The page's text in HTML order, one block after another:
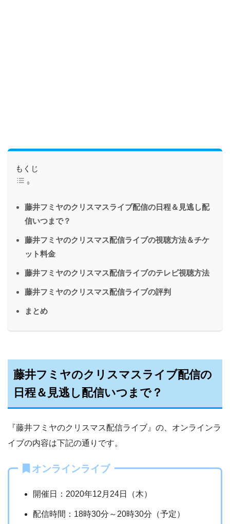
もくじ
藤井フミヤのクリスマスライブ配信の日程＆見逃し配
信いつまで？
藤井フミヤのクリスマス配信ライブの視聴方法＆チケ
ット料金
藤井フミヤのクリスマス配信ライブのテレビ視聴方法
藤井フミヤのクリスマス配信ライブの評判
まとめ
藤井フミヤのクリスマスライブ配信の
日程＆見逃し配信いつまで？
『藤井フミヤのクリスマス配信ライブ』の、オンラインラ
イブの内容は下記の通りです。
オンラインライブ
開催日：2020年12月24日（木）
配信時間：18時30分～20時30分（予定）